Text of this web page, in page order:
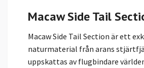
Macaw Side Tail
Macaw Side Tail Section är ett
naturmaterial från arans
uppskattas av flugbindare